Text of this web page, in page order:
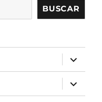
BUSCAR
expandir
el
menú
inferior
expandir
el
menú